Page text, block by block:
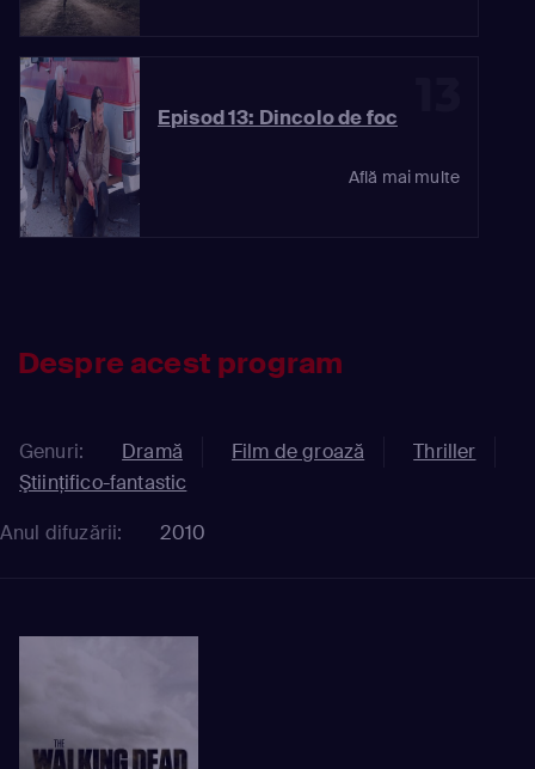
Episod 13: Dincolo de foc
Află mai multe
Despre acest program
Genuri: Dramă Film de groază
Thriller
Ştiinţifico-fantastic
Anul difuzării:
2010